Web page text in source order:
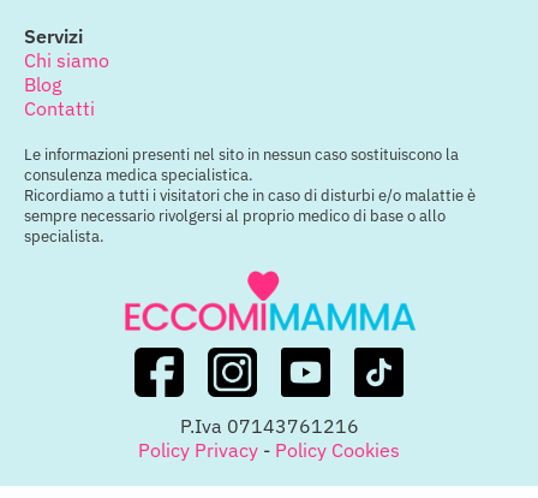
Servizi
Chi siamo
Blog
Contatti
Le informazioni presenti nel sito in nessun caso sostituiscono la
consulenza medica specialistica.
Ricordiamo a tutti i visitatori che in caso di disturbi e/o malattie è
sempre necessario rivolgersi al proprio medico di base o allo
specialista.
P.Iva 07143761216
Policy Privacy - Policy Cookies